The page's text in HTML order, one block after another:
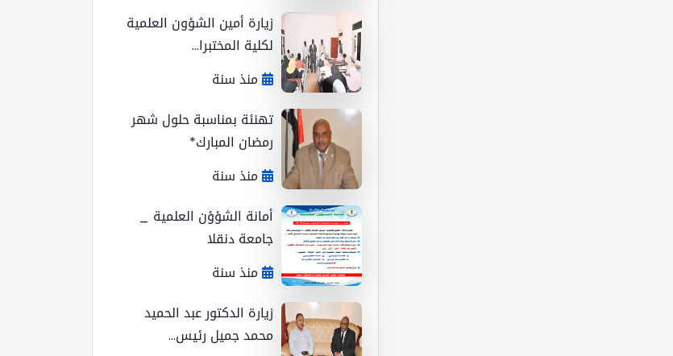
زيارة أمين الشؤون العلمية
لكلية المختبرا...
منذ سنة
تهنئة بمناسبة حلول شهر
رمضان المبارك*
منذ سنة
أمانة الشؤؤن العلمية _
جامعة دنقلا
منذ سنة
زيارة الدكتور عبد الحميد
محمد جميل رئيس...